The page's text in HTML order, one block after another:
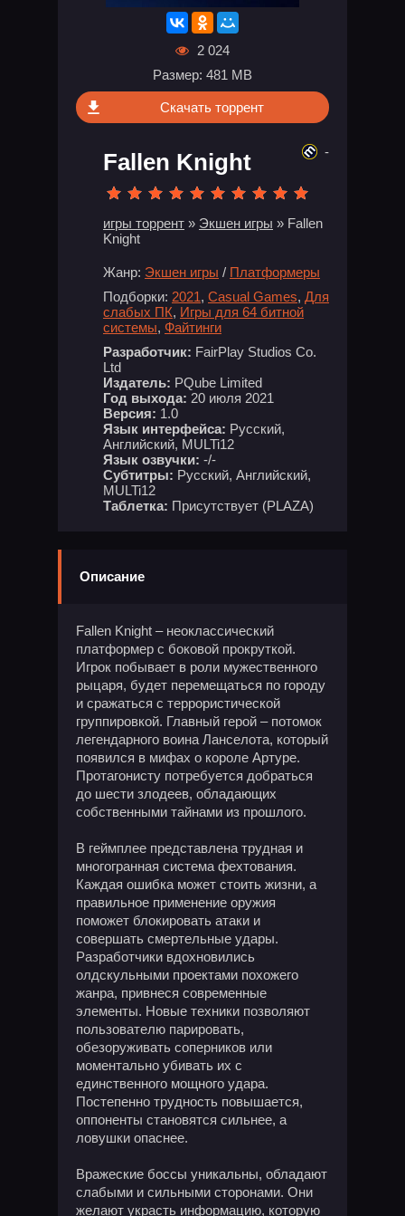
2 024
Размер: 481 MB
Скачать торрент
Fallen Knight
игры торрент » Экшен игры » Fallen
Knight
Жанр: Экшен игры / Платформеры
Подборки: 2021, Casual Games, Для
слабых ПК, Игры для 64 битной
системы, Файтинги
Разработчик: FairPlay Studios Co.
Ltd
Издатель: PQube Limited
Год выхода: 20 июля 2021
Версия: 1.0
Язык интерфейса: Русский,
Английский, MULTi12
Язык озвучки: -/-
Субтитры: Русский, Английский,
MULTi12
Таблетка: Присутствует (PLAZA)
-
Описание
Fallen Knight – неоклассический
платформер с боковой прокруткой.
Игрок побывает в роли мужественного
рыцаря, будет перемещаться по городу
и сражаться с террористической
группировкой. Главный герой – потомок
легендарного воина Ланселота, который
появился в мифах о короле Артуре.
Протагонисту потребуется добраться
до шести злодеев, обладающих
собственными тайнами из прошлого.
В геймплее представлена трудная и
многогранная система фехтования.
Каждая ошибка может стоить жизни, а
правильное применение оружия
поможет блокировать атаки и
совершать смертельные удары.
Разработчики вдохновились
олдскульными проектами похожего
жанра, привнеся современные
элементы. Новые техники позволяют
пользователю парировать,
обезоруживать соперников или
моментально убивать их с
единственного мощного удара.
Постепенно трудность повышается,
оппоненты становятся сильнее, а
ловушки опаснее.
Вражеские боссы уникальны, обладают
слабыми и сильными сторонами. Они
желают украсть информацию, которую